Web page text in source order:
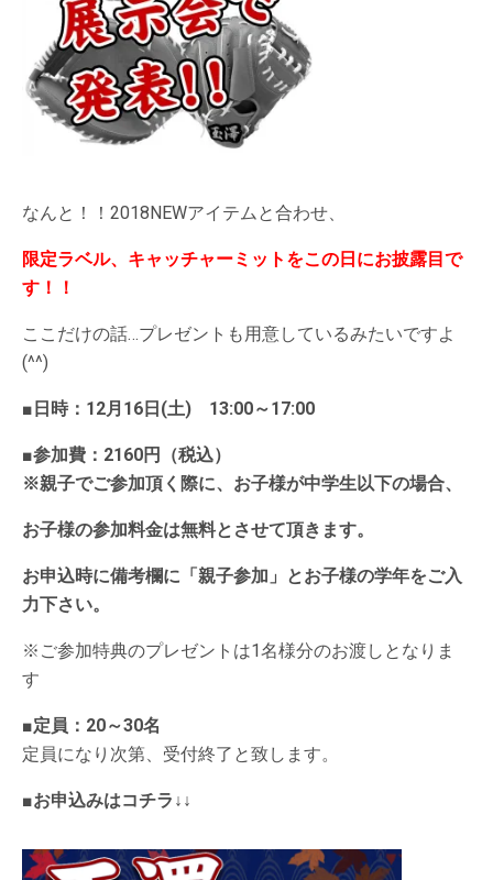
なんと！！2018NEWアイテムと合わせ、
限定ラベル、キャッチャーミットをこの日にお披露目で
す！！
ここだけの話…プレゼントも用意しているみたいですよ
(^^)
■ 日時：12月16日(土) 13:00～17:00
■参加費：2160円（税込）
※親子でご参加頂く際に、お子様が中学生以下の場合、
お子様の参加料金は無料とさせて頂きます。
お申込時に備考欄に「親子参加」とお子様の学年をご入
力下さい。
※ご参加特典のプレゼントは1名様分のお渡しとなりま
す
■定員：20～30名
定員になり次第、受付終了と致します。
■お申込みはコチラ↓↓